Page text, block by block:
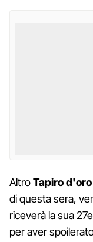
AltroTapiro d'oro
di questa sera,
riceverà la sua
per aver